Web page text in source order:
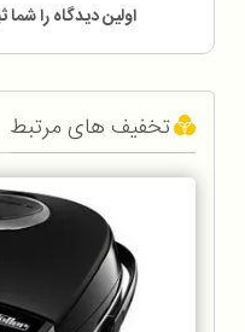
اولین دیدگاه را شما
تخفیف های مرتبط